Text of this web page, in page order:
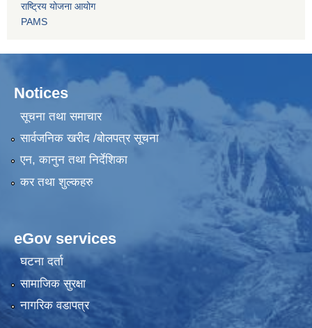
राष्ट्रिय योजना आयोग
PAMS
Notices
सूचना तथा समाचार
सार्वजनिक खरीद /बोलपत्र सूचना
एन, कानुन तथा निर्देशिका
कर तथा शुल्कहरु
eGov services
घटना दर्ता
सामाजिक सुरक्षा
नागरिक वडापत्र